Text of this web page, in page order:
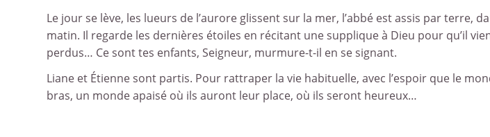
Le jour se lève, les lueurs de l’aurore glissent sur la mer, l’abbé est assis par terre,
matin. Il regarde les dernières étoiles en récitant une supplique à Dieu pour qu’il
perdus… Ce sont tes enfants, Seigneur, murmure-t-il en se signant.
Liane et Étienne sont partis. Pour rattraper la vie habituelle, avec l’espoir que le
bras, un monde apaisé où ils auront leur place, où ils seront heureux…